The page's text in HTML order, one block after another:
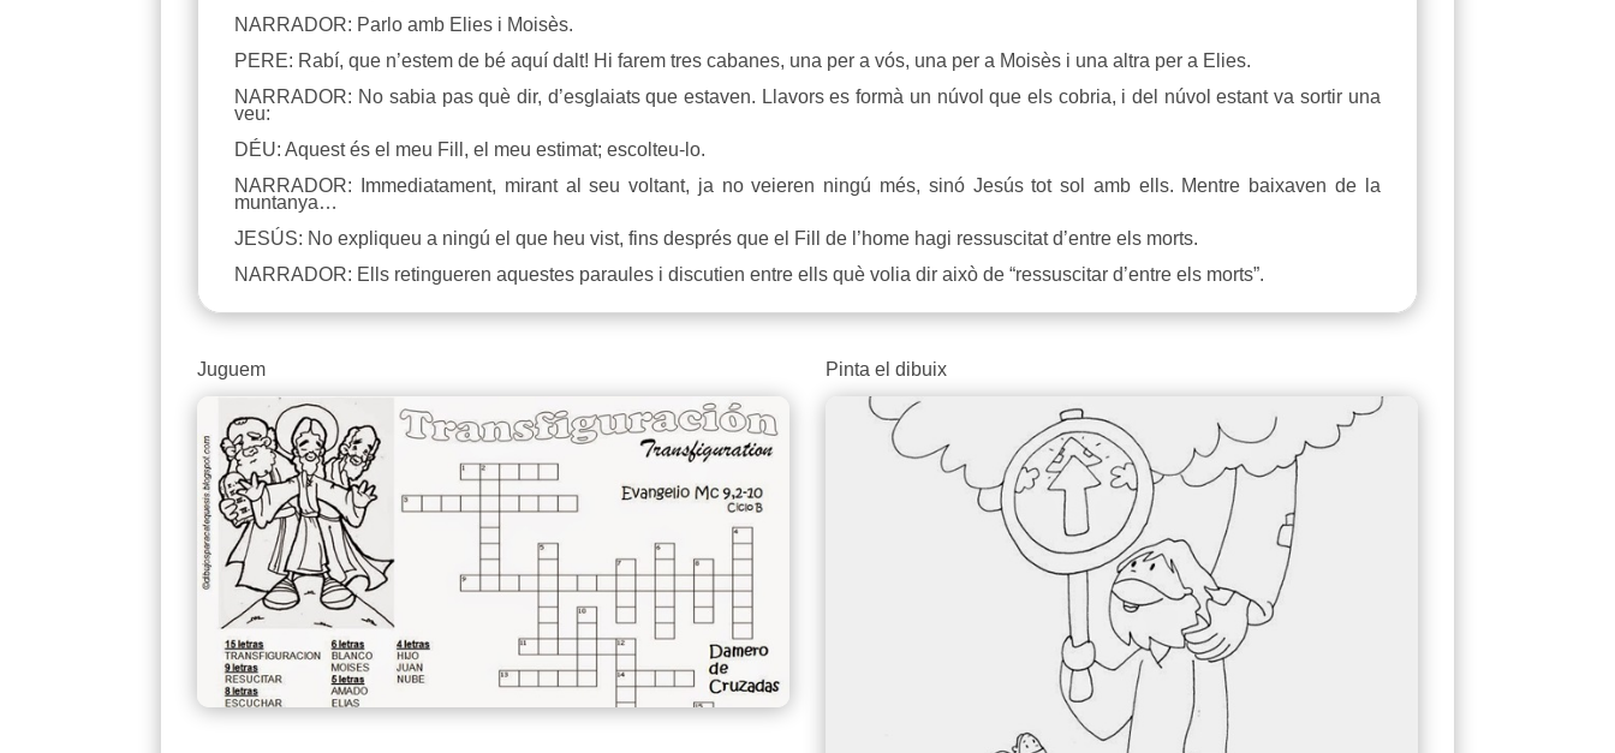
NARRADOR: Parlo amb Elies i Moisès.
PERE: Rabí, que n’estem de bé aquí dalt! Hi farem tres cabanes, una per a vós, una per a Moisès i una altra per a Elies.
NARRADOR: No sabia pas què dir, d’esglaiats que estaven. Llavors es formà un núvol que els cobria, i del núvol estant va sortir una
veu:
DÉU: Aquest és el meu Fill, el meu estimat; escolteu-lo.
NARRADOR: Immediatament, mirant al seu voltant, ja no veieren ningú més, sinó Jesús tot sol amb ells. Mentre baixaven de la
muntanya…
JESÚS: No expliqueu a ningú el que heu vist, fins després que el Fill de l’home hagi ressuscitat d’entre els morts.
NARRADOR: Ells retingueren aquestes paraules i discutien entre ells què volia dir això de “ressuscitar d’entre els morts”.
Juguem Pinta el dibuix